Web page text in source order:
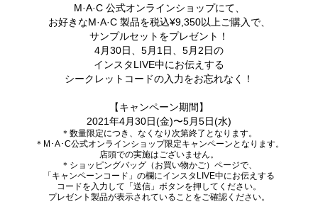
M·A·C 公式オンラインショップにて、
お好きなM·A·C 製品を税込¥9,350以上ご購入で、
サンプルセットをプレゼント！
4月30日、5月1日、5月2日の
インスタLIVE中にお伝えする
シークレットコードの入力をお忘れなく！
【キャンペーン期間】
2021年4月30日(金)〜5月5日(水)
＊数量限定につき、なくなり次第終了となります。
＊M･A･C公式オンラインショップ限定キャンペーンとなります。
店頭での実施はございません。
＊ショッピングバッグ（お買い物かご）ページで、
「キャンペーンコード」の欄にインスタLIVE中にお伝えする
コードを入力して「送信」ボタンを押してください。
プレゼント製品が表示されていることをご確認ください。